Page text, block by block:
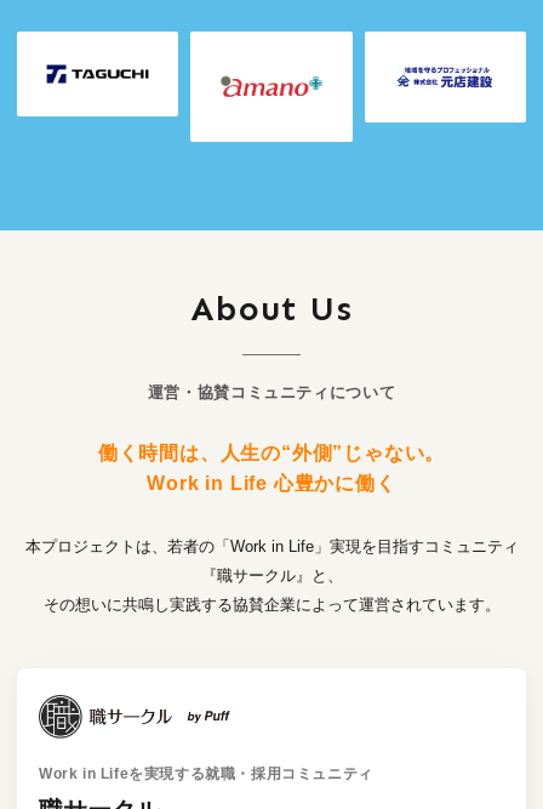
About Us
運営・協賛コミュニティについて
働く時間は、人生の“外側”じゃない。
Work in Life 心豊かに働く
本プロジェクトは、若者の「Work in Life」実現を目指すコミュニティ
『職サークル』と、
その想いに共鳴し実践する協賛企業によって運営されています。
Work in Lifeを実現する就職・採用コミュニティ